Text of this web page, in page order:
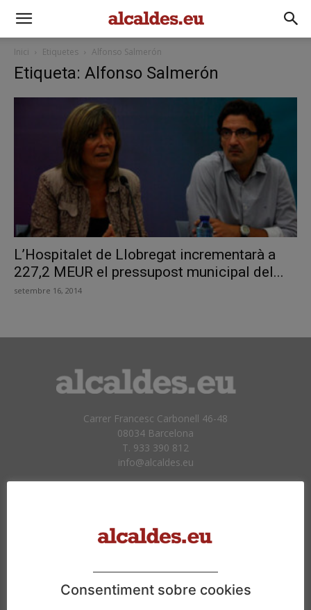
Inici Etiquetes Alfonso Salmerón
Etiqueta: Alfonso Salmerón
L’Hospitalet de Llobregat incrementarà a
227,2 MEUR el pressupost municipal del...
setembre 16, 2014
Carrer Francesc Carbonell 46-48
08034 Barcelona
T. 933 390 812
info@alcaldes.eu
Consentiment sobre cookies